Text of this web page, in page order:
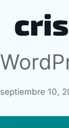
contenido
septiembre 10,